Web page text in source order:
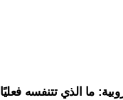
ما الذي تتنفسه فعليًا